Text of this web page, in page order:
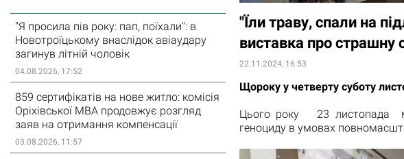
"Я просила пів року: пап, поїхали": в
Новотроїцькому внаслідок авіаудару
загинув літній чоловік
04.08.2026, 17:52
859 сертифікатів на нове житло: комісія
Оріхівської МВА продовжує розгляд
заяв на отримання компенсації
03.08.2026, 11:57
"Їли траву, спали на
виставка про страшну
22.11.2024, 16:53
Щороку у четверту суботу
Цього року 23 листопада
геноциду в умовах